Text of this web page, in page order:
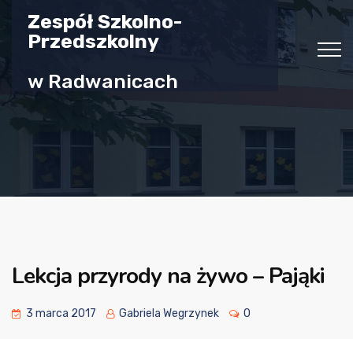
Zespół Szkolno-
Przedszkolny
w Radwanicach
Lekcja przyrody na żywo – Pająki
3 marca 2017 Gabriela Wegrzynek 0